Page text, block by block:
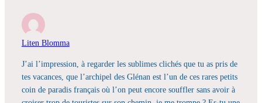
Liten Blomma
J’ai l’impression, à regarder les sublimes clichés que tu as pris de
tes vacances, que l’archipel des Glénan est l’un de ces rares petits
coin de paradis français où l’on peut encore souffler sans avoir à